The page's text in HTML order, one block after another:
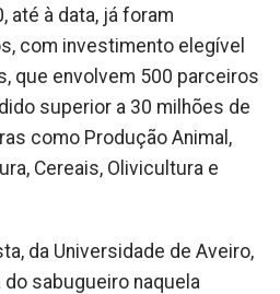
até à data, já foram
com investimento elegível
que envolvem 500 parceiros
superior a 30 milhões de
como Produção Animal,
Cereais, Olivicultura e
da Universidade de Aveiro,
sabugueiro naquela